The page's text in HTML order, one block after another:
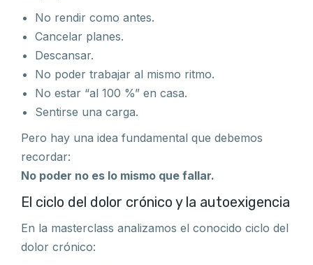
No rendir como antes.
Cancelar planes.
Descansar.
No poder trabajar al mismo ritmo.
No estar “al 100 %” en casa.
Sentirse una carga.
Pero hay una idea fundamental que debemos
recordar:
No poder no es lo mismo que fallar.
El ciclo del dolor crónico y la autoexigencia
En la masterclass analizamos el conocido ciclo del
dolor crónico: